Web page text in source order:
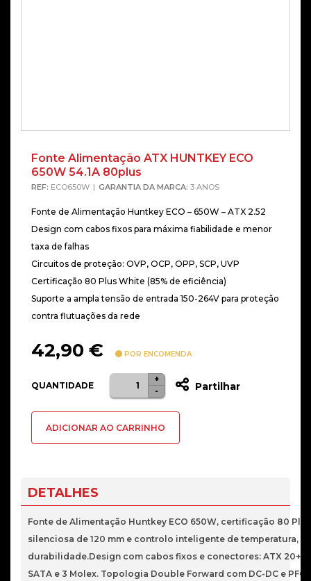
Fonte Alimentação ATX HUNTKEY ECO
650W 54.1A 80plus
REF: ECO650W GARANTIA DA MARCA: 3 ANOS
Fonte de Alimentação Huntkey ECO – 650W – ATX 2.52
Design com cabos fixos para máxima fiabilidade e menor
taxa de falhas
Circuitos de proteção: OVP, OCP, OPP, SCP, UVP
Certificação 80 Plus White (85% de eficiência)
Suporte a ampla tensão de entrada 150-264V para proteção
contra flutuações da rede
42,90 € POR ENCOMENDA
QUANTIDADE
Quantidade
de
Alimentação
650W
54.1A
80plus
-
+
Partilhar
ADICIONAR AO CARRINHO
DETALHES
Fonte de Alimentação Huntkey ECO 650W, certificação 80
silenciosa de 120 mm e controlo inteligente de temperatura,
durabilidade.Design com cabos fixos e conectores: ATX 20+4
SATA e 3 Molex. Topologia Double Forward com DC-DC e